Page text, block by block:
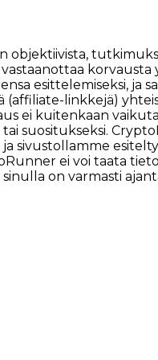
esittelemiseksi, ja
(affiliate-linkkejä)
ei kuitenkaan
suositukseksi.
sivustollamme
ei voi taata
on varmasti